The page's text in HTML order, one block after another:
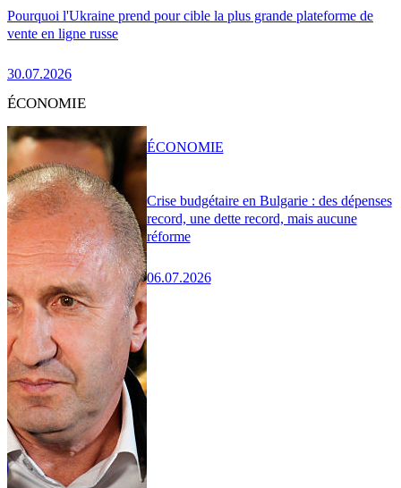
Pourquoi l'Ukraine prend pour cible la plus grande plateforme de
vente en ligne russe
30.07.2026
ÉCONOMIE
Crise budgétaire en Bulgarie : des dépenses
record, une dette record, mais aucune
réforme
06.07.2026
ÉCONOMIE